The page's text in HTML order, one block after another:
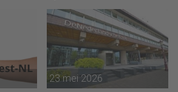
23 mei 2026